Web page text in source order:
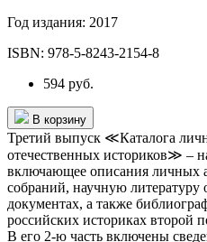
Год издания: 2017
ISBN: 978-5-8243-2154-8
594 руб.
В корзину
Третий выпуск ≪Каталога
отечественных историков≫ –
включающее описания личных
собраний, научную литературу
документах, а также
российских историках второй
В его 2-ю часть включены